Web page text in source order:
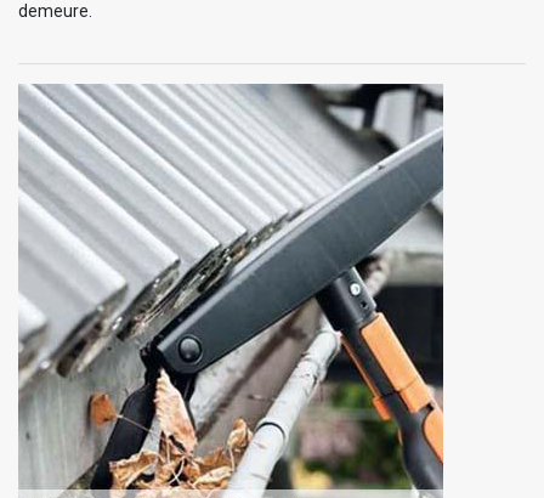
demeure.